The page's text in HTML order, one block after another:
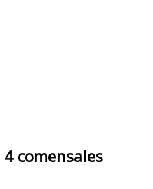
4 comensales